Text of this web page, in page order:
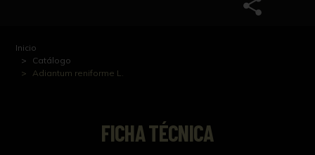
Inicio
Catálogo
Adiantum reniforme L.
FICHA TÉCNICA